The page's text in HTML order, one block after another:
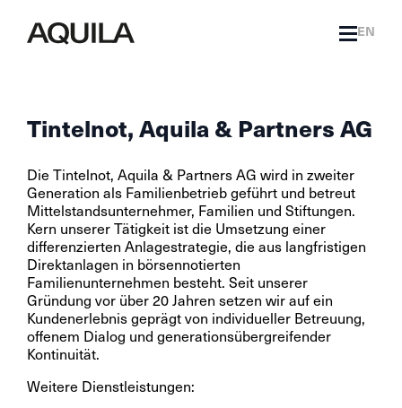
EN
Tintelnot, Aquila & Partners AG
Die Tintelnot, Aquila & Partners AG wird in zweiter
Generation als Familienbetrieb geführt und betreut
Mittelstandsunternehmer, Familien und Stiftungen.
Kern unserer Tätigkeit ist die Umsetzung einer
differenzierten Anlagestrategie, die aus langfristigen
Direktanlagen in börsennotierten
Familienunternehmen besteht. Seit unserer
Gründung vor über 20 Jahren setzen wir auf ein
Kundenerlebnis geprägt von individueller Betreuung,
offenem Dialog und generationsübergreifender
Kontinuität.
Weitere Dienstleistungen: